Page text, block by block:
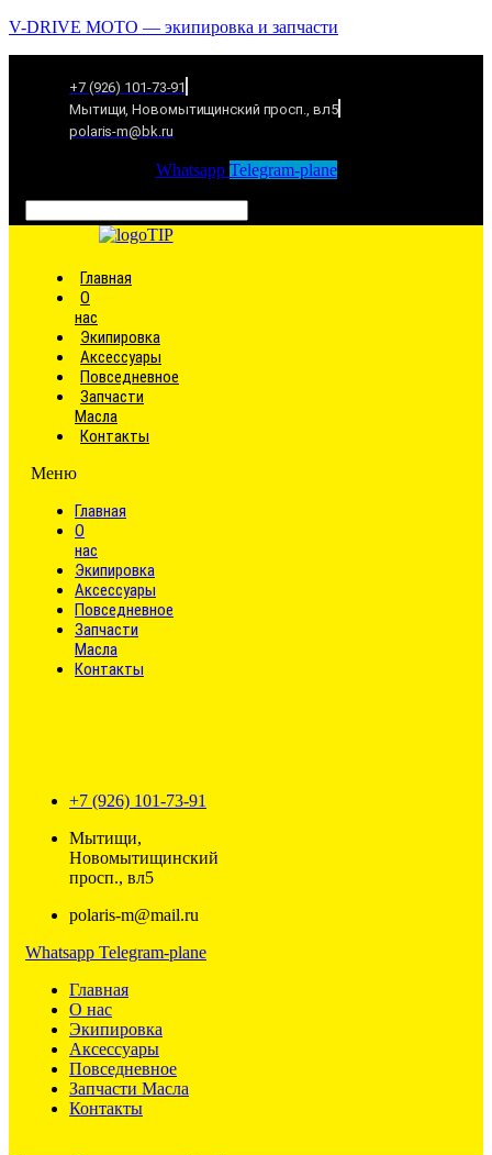
V-DRIVE MOTO — экипировка и запчасти
+7 (926) 101-73-91
Мытищи, Новомытищинский просп., вл5
polaris-m@bk.ru
Whatsapp Telegram-plane
Главная
О
нас
Экипировка
Аксессуары
Повседневное
Запчасти
Масла
Контакты
Меню
Главная
О
нас
Экипировка
Аксессуары
Повседневное
Запчасти
Масла
Контакты
+7 (926) 101-73-91
Мытищи,
Новомытищинский
просп., вл5
polaris-m@mail.ru
Whatsapp Telegram-plane
Главная
О нас
Экипировка
Аксессуары
Повседневное
Запчасти Масла
Контакты